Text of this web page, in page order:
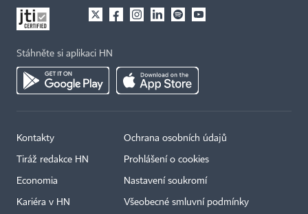
Stáhněte si aplikaci HN
Kontakty
Tiráž redakce HN
Economia
Kariéra v HN
Ochrana osobních údajů
Prohlášení o cookies
Nastavení soukromí
Všeobecné smluvní podmínky